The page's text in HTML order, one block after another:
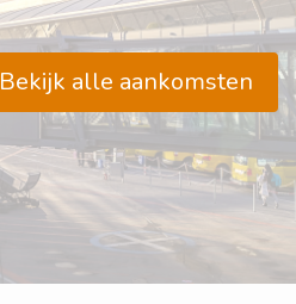
Bekijk alle aankomsten